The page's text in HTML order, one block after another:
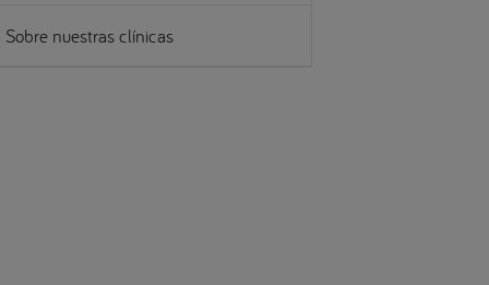
Sobre nuestras clínicas